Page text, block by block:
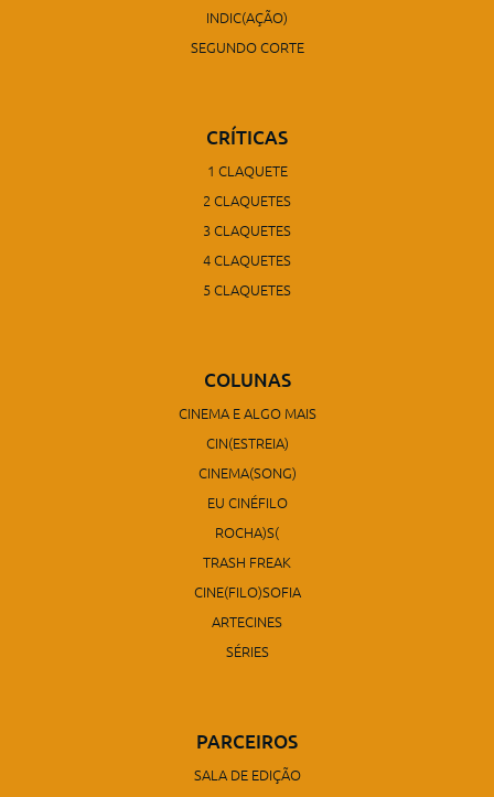
INDIC(AÇÃO)
SEGUNDO CORTE
CRÍTICAS
1 CLAQUETE
2 CLAQUETES
3 CLAQUETES
4 CLAQUETES
5 CLAQUETES
COLUNAS
CINEMA E ALGO MAIS
CIN(ESTREIA)
CINEMA(SONG)
EU CINÉFILO
ROCHA)S(
TRASH FREAK
CINE(FILO)SOFIA
ARTECINES
SÉRIES
PARCEIROS
SALA DE EDIÇÃO